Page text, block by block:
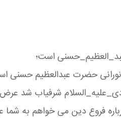
است؛
نورانی حضرت عبدالعظیم حسنی
شرفیاب شد
فروع دین می خواهم به شما